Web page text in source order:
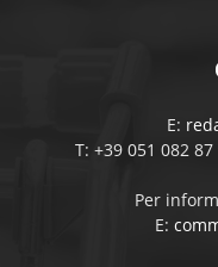
E:
T: +39 051 082
Per
E: